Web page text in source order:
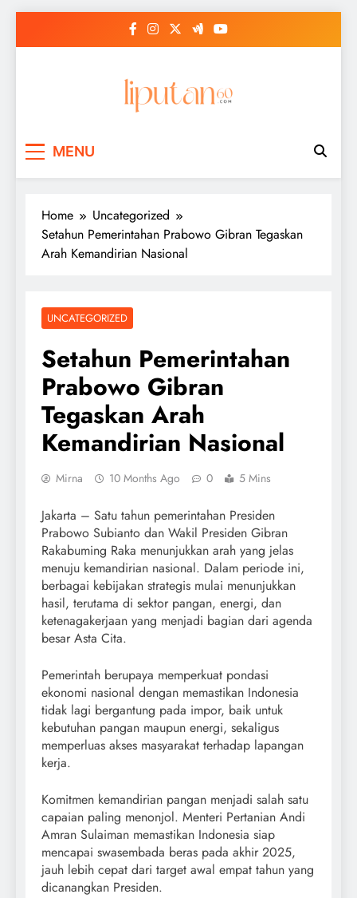
MENU
Home
Uncategorized
Setahun Pemerintahan Prabowo Gibran Tegaskan
Arah Kemandirian Nasional
UNCATEGORIZED
Setahun Pemerintahan
Prabowo Gibran
Tegaskan Arah
Kemandirian Nasional
Mirna 10 Months Ago 0 5 Mins
Jakarta – Satu tahun pemerintahan Presiden
Prabowo Subianto dan Wakil Presiden Gibran
Rakabuming Raka menunjukkan arah yang jelas
menuju kemandirian nasional. Dalam periode ini,
berbagai kebijakan strategis mulai menunjukkan
hasil, terutama di sektor pangan, energi, dan
ketenagakerjaan yang menjadi bagian dari agenda
besar Asta Cita.
Pemerintah berupaya memperkuat pondasi
ekonomi nasional dengan memastikan Indonesia
tidak lagi bergantung pada impor, baik untuk
kebutuhan pangan maupun energi, sekaligus
memperluas akses masyarakat terhadap lapangan
kerja.
Komitmen kemandirian pangan menjadi salah satu
capaian paling menonjol. Menteri Pertanian Andi
Amran Sulaiman memastikan Indonesia siap
mencapai swasembada beras pada akhir 2025,
jauh lebih cepat dari target awal empat tahun yang
dicanangkan Presiden.